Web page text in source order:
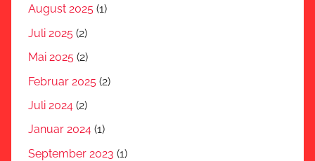
August 2025 (1)
Juli 2025 (2)
Mai 2025 (2)
Februar 2025 (2)
Juli 2024 (2)
Januar 2024 (1)
September 2023 (1)